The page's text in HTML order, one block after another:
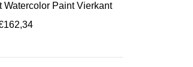
Watercolor Paint Vierkant
162,34